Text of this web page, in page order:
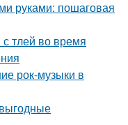
руками: пошаговая
тлей во время
рок-музыки в